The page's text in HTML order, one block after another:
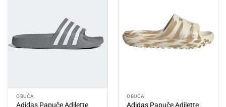
OBUĆA
Adidas Papuče Adilette
OBUĆA
Adidas Papuče Adilette